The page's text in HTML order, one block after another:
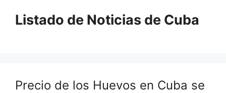
Listado de Noticias de Cuba
Precio de los Huevos en Cuba se